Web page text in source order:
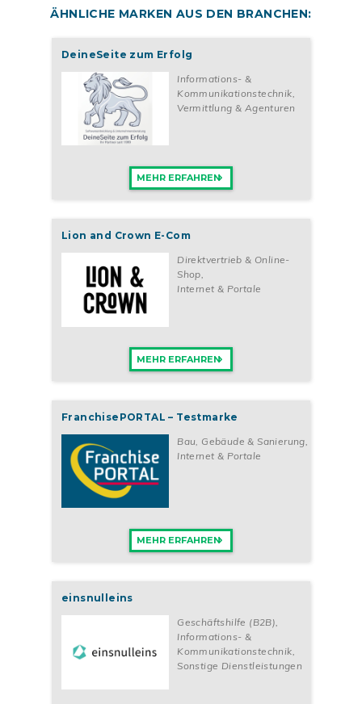
ÄHNLICHE MARKEN AUS DEN BRANCHEN:
DeineSeite zum Erfolg
Informations- &
Kommunikationstechnik,
Vermittlung & Agenturen
MEHR ERFAHREN
Lion and Crown E-Com
Direktvertrieb & Online-
Shop,
Internet & Portale
MEHR ERFAHREN
FranchisePORTAL – Testmarke
Bau, Gebäude & Sanierung
Internet & Portale
MEHR ERFAHREN
einsnulleins
Geschäftshilfe (B2B),
Informations- &
Kommunikationstechnik,
Sonstige Dienstleistungen